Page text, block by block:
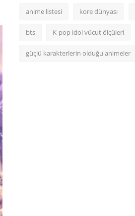
anime listesi kore dünyası
bts K-pop idol vücut ölçüleri
güçlü karakterlerin olduğu animeler